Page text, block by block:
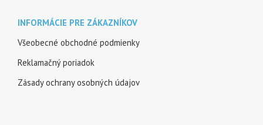
INFORMÁCIE PRE ZÁKAZNÍKOV
Všeobecné obchodné podmienky
Reklamačný poriadok
Zásady ochrany osobných údajov